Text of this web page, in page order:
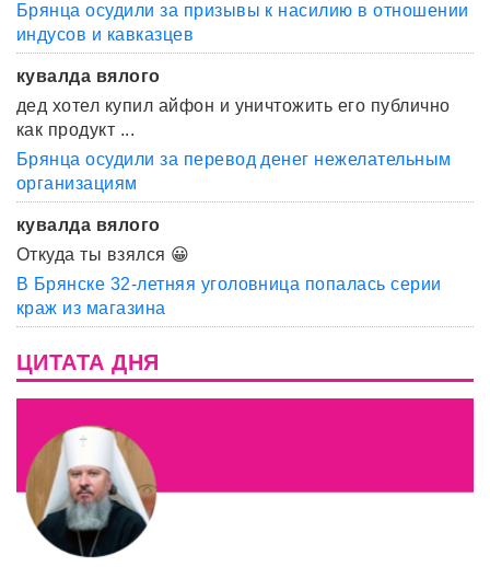
Брянца осудили за призывы к насилию в отношении
индусов и кавказцев
кувалда вялого
дед хотел купил айфон и уничтожить его публично
как продукт ...
Брянца осудили за перевод денег нежелательным
организациям
кувалда вялого
Откуда ты взялся 😀
В Брянске 32-летняя уголовница попалась серии
краж из магазина
ЦИТАТА ДНЯ